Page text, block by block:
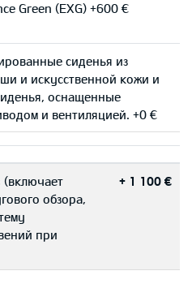
Green (EXG) +600 €
сиденья из
и искусственной кожи и
оснащенные
и вентиляцией. +0 €
(включает
обзора,
при
+ 1 100 €